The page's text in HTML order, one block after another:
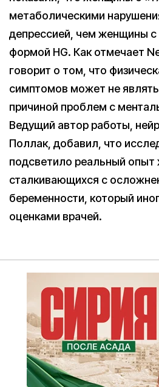
метаболическими
депрессией, чем женщины с
формой HG. Как отмечает
говорит о том, что
симптомов может не
причиной проблем с
Ведущий автор работы,
Поллак, добавил, что
подсветило реальный
сталкивающихся с
беременности, который
оценками врачей.